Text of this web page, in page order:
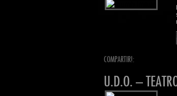
COMPARTIR!:
U.D.O. –